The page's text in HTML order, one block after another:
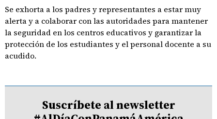
Se exhorta a los padres y representantes a estar muy
alerta y a colaborar con las autoridades para mantener
la seguridad en los centros educativos y garantizar la
protección de los estudiantes y el personal docente a su
acudido.
Suscríbete al newsletter